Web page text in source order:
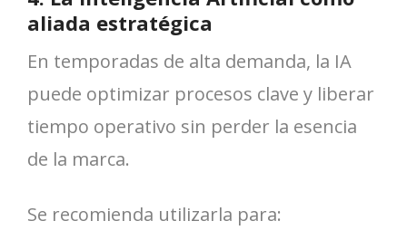
aliada estratégica
En temporadas de alta demanda, la IA
puede optimizar procesos clave y liberar
tiempo operativo sin perder la esencia
de la marca.
Se recomienda utilizarla para: